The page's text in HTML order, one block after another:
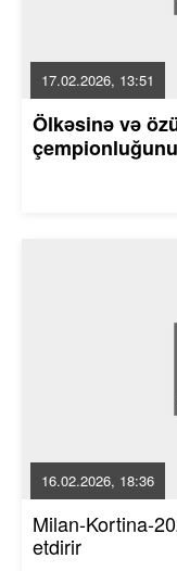
17.02.2026, 13:51
Ölkəsinə və
çempionluğunu
16.02.2026, 18:36
Milan-Kortina-
etdirir